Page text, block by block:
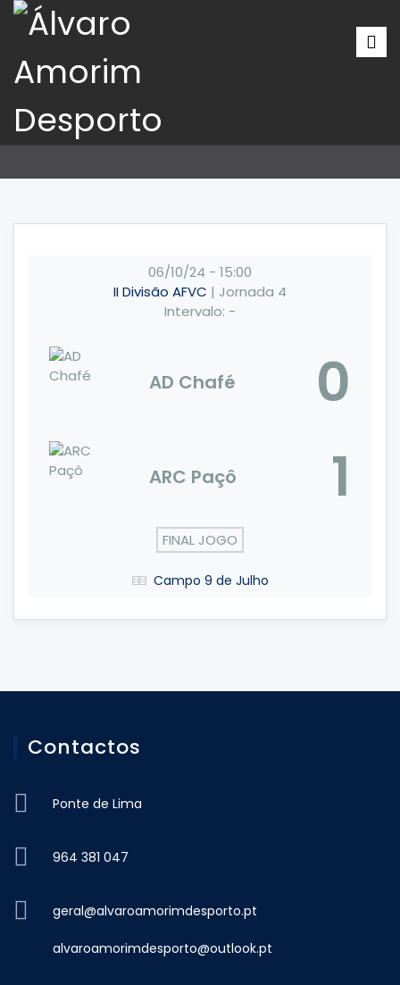
06/10/24 - 15:00
II Divisão AFVC | Jornada 4
Intervalo: -
AD Chafé 0
ARC Paçô 1
FINAL JOGO
Campo 9 de Julho
Contactos
Ponte de Lima
964 381 047
geral@alvaroamorimdesporto.pt
alvaroamorimdesporto@outlook.pt